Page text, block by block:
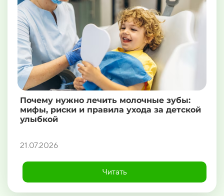
Почему нужно лечить молочные зубы:
мифы, риски и правила ухода за детской
улыбкой
21.07.2026
Читать